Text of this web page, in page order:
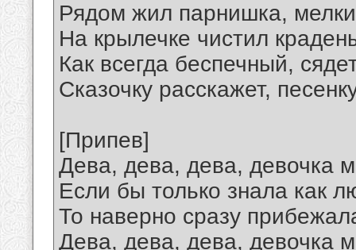
Рядом жил парнишка,
На крылечке чистил
Как всегда беспечный,
Сказочку расскажет,
[Припев]
Дева, дева, дева, девочка
Если бы только знала как
То наверно сразу
Дева, дева, дева, девочка